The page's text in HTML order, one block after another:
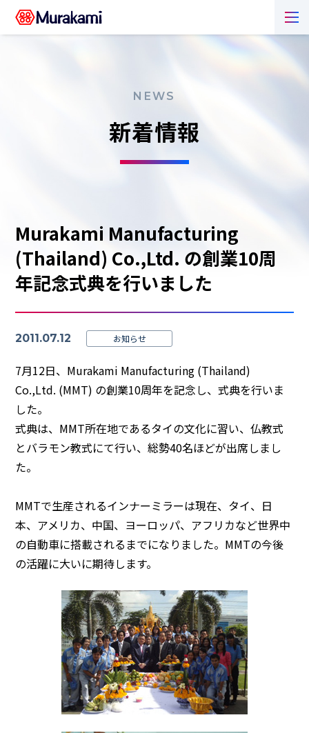
NEWS
新着情報
Murakami Manufacturing
(Thailand) Co.,Ltd. の創業10周
年記念式典を行いました
2011.07.12 お知らせ
7月12日、Murakami Manufacturing (Thailand)
Co.,Ltd. (MMT) の創業10周年を記念し、式典を行いま
した。
式典は、MMT所在地であるタイの文化に習い、仏教式
とバラモン教式にて行い、総勢40名ほどが出席しまし
た。
MMTで生産されるインナーミラーは現在、タイ、日
本、アメリカ、中国、ヨーロッパ、アフリカなど世界中
の自動車に搭載されるまでになりました。MMTの今後
の活躍に大いに期待します。